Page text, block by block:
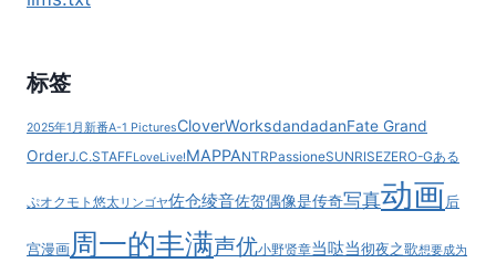
标签
2025年1月新番A-1 PicturesCloverWorksdandadanFate Grand
OrderJ.C.STAFFLoveLive!MAPPANTRPassioneSUNRISEZERO-Gある
ぷオクモト悠太リンゴヤ佐仓绫音佐贺偶像是传奇写真动画后
宫漫画周一的丰满声优小野贤章当哒当彻夜之歌想要成为